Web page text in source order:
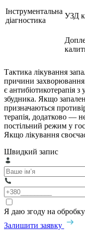
Інструментальна
діагностика
УЗД
Тактика лікування
причини
є антибіотикотерапія
збудника. Якщо
призначаються
терапія, додатково —
постільний режим у
Якщо лікування
Швидкий запис
Я даю згоду на
Залишити заявку